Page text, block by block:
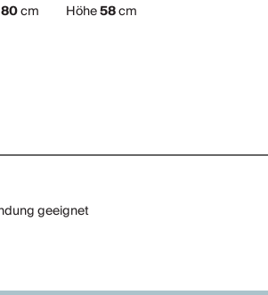
80cm Höhe58cm
geeignet